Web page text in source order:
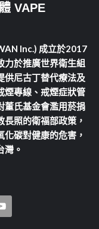
VAPE
Inc.) 成立於2017
力於推廣世界衛生組
供尼古丁替代療法及
煙專線、戒煙症狀管
董氏基金會濫用菸捐
照的衛福部政策，
碳對健康的危害，
灣。